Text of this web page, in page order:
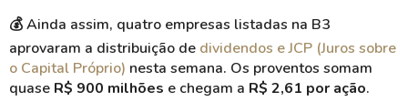
💰Ainda assim, quatro empresas listadas na B3
aprovaram a distribuição de dividendos e JCP (Juros sobre
o Capital Próprio) nesta semana. Os proventos somam
quase R$ 900 milhões e chegam a R$ 2,61 por ação.